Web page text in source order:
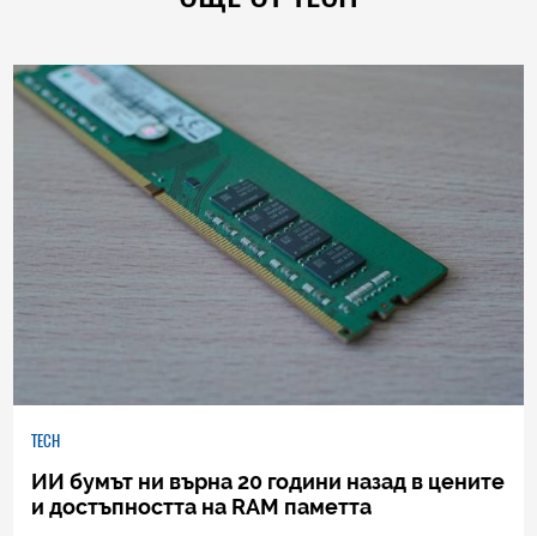
TECH
ИИ бумът ни върна 20 години назад в цените
и достъпността на RAM паметта